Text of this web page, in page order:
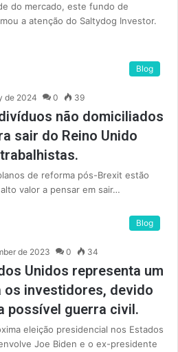
do mercado, este fundo de
a atenção do Saltydog Investor.
Blog
de 2024 0 39
não domiciliados
sair do Reino Unido
de reforma pós-Brexit estão
valor a pensar em sair…
Blog
de 2023 0 34
Unidos representa um
os investidores, devido
possível guerra civil.
eleição presidencial nos Estados
Joe Biden e o ex-presidente